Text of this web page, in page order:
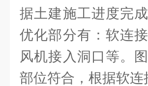
据土建施工进度完
优化部分有：软连
风机接入洞口等。
部位符合，根据软